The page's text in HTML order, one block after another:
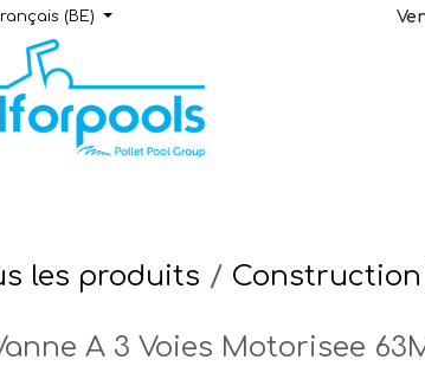
(BE)
les produits Construction
A 3 Voies Motorisee